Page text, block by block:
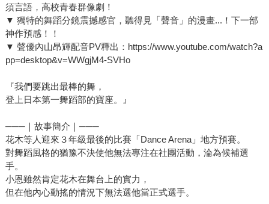
須言語，高校青春群像劇！
▼ 獨特的舞蹈分鏡震撼感官，聽得見「聲音」的漫畫...！下一部
神作預感！！
▼ 聲優內山昂輝配音PV釋出：https://www.youtube.com/watch?a
pp=desktop&v=WWgjM4-SVHo
『我們要跳出最棒的舞，
登上日本第一舞蹈部的寶座。』
───｜故事簡介｜───
花木等人迎來３年級最後的比賽「Dance Arena」地方預賽。
對舞蹈風格的猶豫不決使他無法專注在社團活動，淪為候補選
手。
小恩雖然肯定花木在舞台上的實力，
但在他內心動搖的情況下無法選他當正式選手。